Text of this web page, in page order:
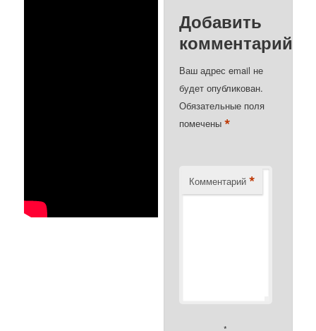
Добавить
комментарий
Ваш адрес email не
будет опубликован.
Обязательные поля
помечены*
Комментарий *
*